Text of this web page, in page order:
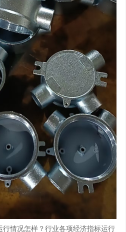
行情况怎样？行业各项经济指标运行